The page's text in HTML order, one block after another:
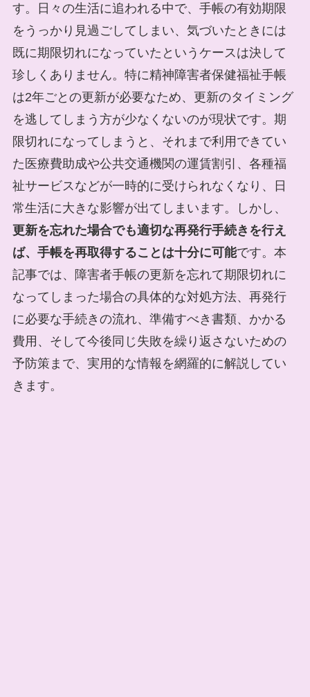
す。日々の生活に追われる中で、手帳の有効期限
をうっかり見過ごしてしまい、気づいたときには
既に期限切れになっていたというケースは決して
珍しくありません。特に精神障害者保健福祉手帳
は2年ごとの更新が必要なため、更新のタイミング
を逃してしまう方が少なくないのが現状です。期
限切れになってしまうと、それまで利用できてい
た医療費助成や公共交通機関の運賃割引、各種福
祉サービスなどが一時的に受けられなくなり、日
常生活に大きな影響が出てしまいます。しかし、
更新を忘れた場合でも適切な再発行手続きを行え
ば、手帳を再取得することは十分に可能です。本
記事では、障害者手帳の更新を忘れて期限切れに
なってしまった場合の具体的な対処方法、再発行
に必要な手続きの流れ、準備すべき書類、かかる
費用、そして今後同じ失敗を繰り返さないための
予防策まで、実用的な情報を網羅的に解説してい
きます。